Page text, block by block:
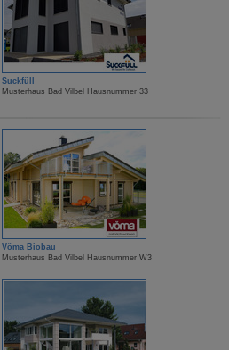
Suckfüll
Musterhaus Bad Vilbel Hausnummer 33
Vöma Biobau
Musterhaus Bad Vilbel Hausnummer W3